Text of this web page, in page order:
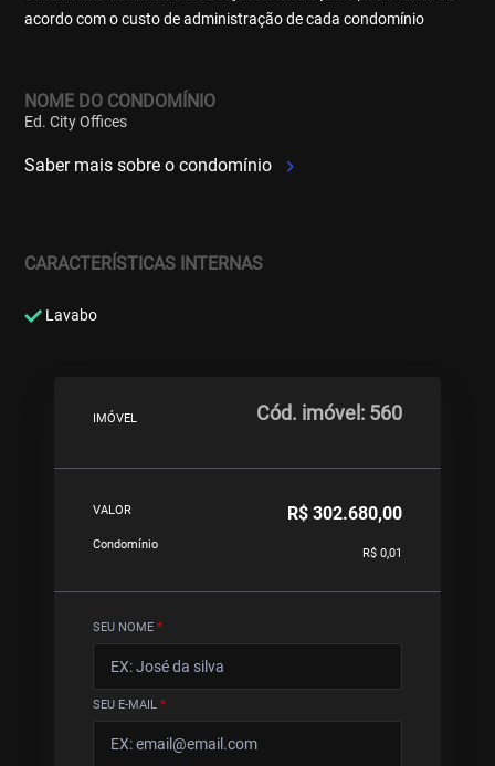
acordo com o custo de administração de cada condomínio
NOME DO CONDOMÍNIO
Ed. City Offices
Saber mais sobre o condomínio
CARACTERÍSTICAS INTERNAS
Lavabo
IMÓVEL Cód. imóvel: 560
VALOR R$ 302.680,00
Condomínio
R$ 0,01
SEU NOME *
SEU E-MAIL *